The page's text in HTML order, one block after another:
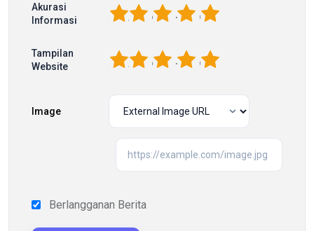
Akurasi
Informasi
5
4
3
2
Tampilan
Website
5
4
3
2
Image
Berlangganan Berita